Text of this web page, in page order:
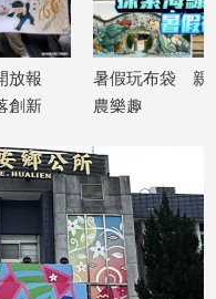
暑假玩布袋 親子暢
農樂趣